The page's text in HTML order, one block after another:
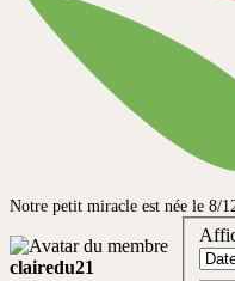
Notre petit miracle est née le 8/
clairedu21